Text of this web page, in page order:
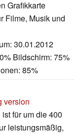
Grafikkarte
Filme, Musik und
30.01.2012
Bildschirm: 75%
85%
version
für um die 400
leistungsmäßig,